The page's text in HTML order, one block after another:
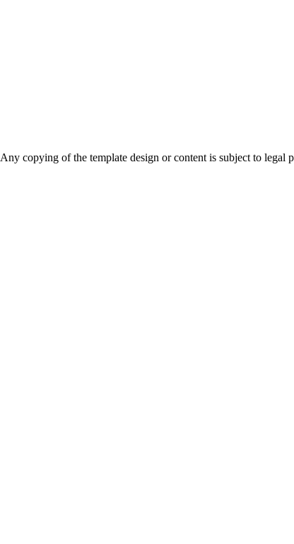
Any copying of the template design or content is subject to